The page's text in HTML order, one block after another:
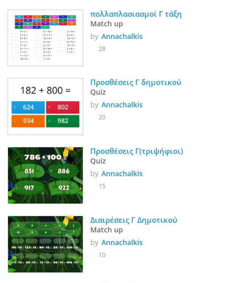
πολλαπλασιασμοί Γ τάξη
Match up
by Annachalkis
28
Προσθέσεις Γ δημοτικού
Quiz
by Annachalkis
20
Προσθέσεις Γ(τριψήφιοι)
Quiz
by Annachalkis
15
Διαιρέσεις Γ Δημοτικού
Match up
by Annachalkis
10